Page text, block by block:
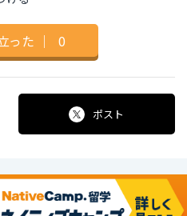
った ｜ 0
ポスト